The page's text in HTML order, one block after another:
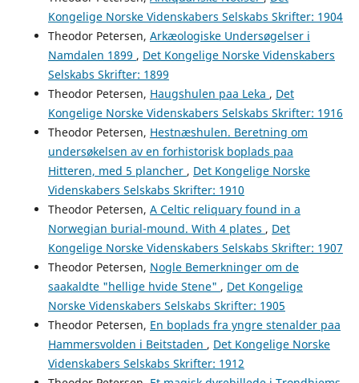
Kongelige Norske Videnskabers Selskabs Skrifter: 1904
Theodor Petersen, Arkæologiske Undersøgelser i
Namdalen 1899 , Det Kongelige Norske Videnskabers
Selskabs Skrifter: 1899
Theodor Petersen, Haugshulen paa Leka , Det
Kongelige Norske Videnskabers Selskabs Skrifter: 1916
Theodor Petersen, Hestnæshulen. Beretning om
undersøkelsen av en forhistorisk boplads paa
Hitteren, med 5 plancher , Det Kongelige Norske
Videnskabers Selskabs Skrifter: 1910
Theodor Petersen, A Celtic reliquary found in a
Norwegian burial-mound. With 4 plates , Det
Kongelige Norske Videnskabers Selskabs Skrifter: 1907
Theodor Petersen, Nogle Bemerkninger om de
saakaldte "hellige hvide Stene" , Det Kongelige
Norske Videnskabers Selskabs Skrifter: 1905
Theodor Petersen, En boplads fra yngre stenalder paa
Hammersvolden i Beitstaden , Det Kongelige Norske
Videnskabers Selskabs Skrifter: 1912